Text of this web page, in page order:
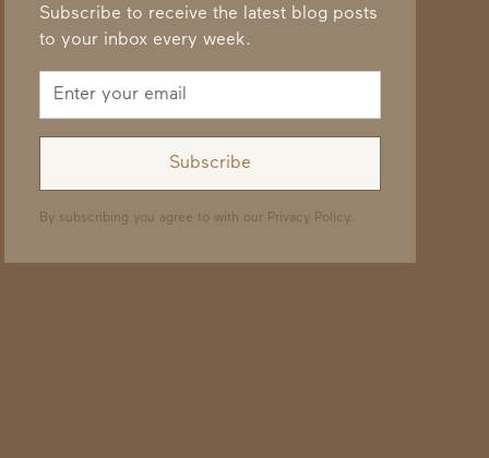
Subscribe to receive the latest blog posts
to your inbox every week.
By subscribing you agree to with our Privacy Policy.